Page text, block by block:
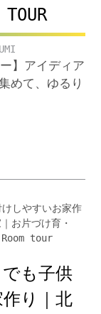
】アイディア
めて、ゆるり
でも子供
り｜北